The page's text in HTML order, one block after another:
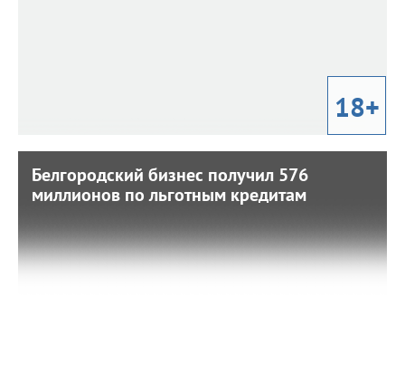
18+
Белгородский бизнес получил 576
миллионов по льготным кредитам
Белгородский бизнес получил 576
миллионов по льготным кредитам
Большинство получателей — представители малого
бизнеса.